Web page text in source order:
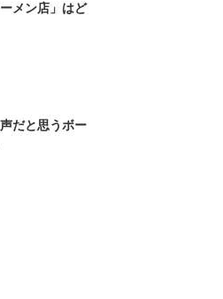
ーメン店」はど
だと思うボー